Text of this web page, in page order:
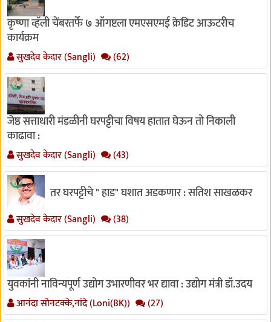
कृष्णा व्हॅली चेंबरतर्फे ७ ऑगष्टला एमएसएमई क्रेडिट आऊटरीच
कार्यक्रम
सुखदेव केदार (Sangli) (62)
जेष्ठ सत्ताधारी मंडळीनी घरपट्टीचा विषय हातात घेऊन तो निकाली
काढावा :
सुखदेव केदार (Sangli) (43)
तर घरपट्टीचे " हाड" घशात अडकणार : सतिश साखळकर
सुखदेव केदार (Sangli) (38)
युवकांनी नाविन्यपूर्ण उद्योग उभारणीवर भर द्यावा : उद्योग मंत्री डॉ.उदय
आनंदा सोनटक्के,नांदे (Loni(BK)) (27)